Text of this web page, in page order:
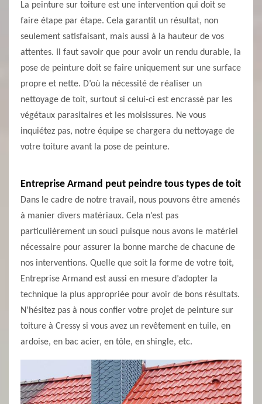
La peinture sur toiture est une intervention qui doit se
faire étape par étape. Cela garantit un résultat, non
seulement satisfaisant, mais aussi à la hauteur de vos
attentes. Il faut savoir que pour avoir un rendu durable, la
pose de peinture doit se faire uniquement sur une surface
propre et nette. D’où la nécessité de réaliser un
nettoyage de toit, surtout si celui-ci est encrassé par les
végétaux parasitaires et les moisissures. Ne vous
inquiétez pas, notre équipe se chargera du nettoyage de
votre toiture avant la pose de peinture.
Entreprise Armand peut peindre tous types de toit
Dans le cadre de notre travail, nous pouvons être amenés
à manier divers matériaux. Cela n’est pas
particulièrement un souci puisque nous avons le matériel
nécessaire pour assurer la bonne marche de chacune de
nos interventions. Quelle que soit la forme de votre toit,
Entreprise Armand est aussi en mesure d’adopter la
technique la plus appropriée pour avoir de bons résultats.
N’hésitez pas à nous confier votre projet de peinture sur
toiture à Cressy si vous avez un revêtement en tuile, en
ardoise, en bac acier, en tôle, en shingle, etc.